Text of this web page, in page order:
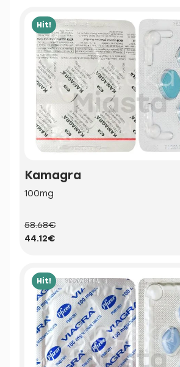
Hit!
Kamagra
100mg
58.68€
44.12€
Hit!